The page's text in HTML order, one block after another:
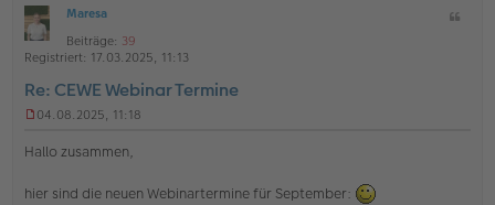
ff
l
n
e
Maresa
Beiträge: 39
Registriert: 17.03.2025, 11:13
Re: CEWE Webinar Termine
g
l
04.08.2025, 11:18
Hallo zusammen,
hier sind die neuen Webinartermine für September: